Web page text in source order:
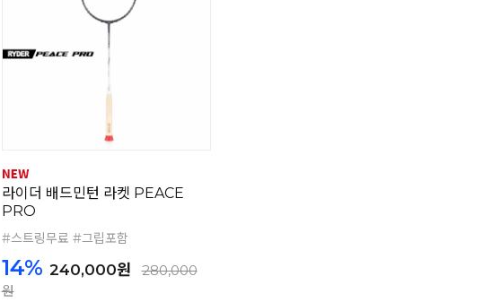
라이더 배드민턴 라켓 PEACE
PRO
#스트링무료 #그립포함
14% 240,000원
280,000
원